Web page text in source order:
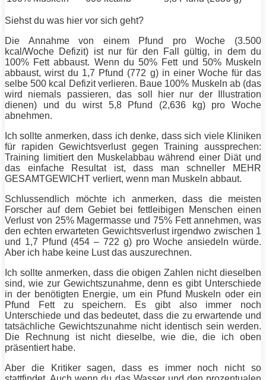
Siehst du was hier vor sich geht?
Die Annahme von einem Pfund pro Woche (3.500
kcal/Woche Defizit) ist nur für den Fall gültig, in dem du
100% Fettabbaust. Wenn du 50% Fettund 50% Muskeln
abbaust, wirst du 1,7 Pfund (772 g) in einer Woche für das
selbe 500 kcal Defizit verlieren. Baue 100% Muskeln ab (das
wird niemals passieren, das soll hier nur der Illustration
dienen) und du wirst 5,8 Pfund (2,636 kg) pro Woche
abnehmen.
Ich sollte anmerken, dass ich denke, dass sich viele Kliniken
für rapiden Gewichtsverlust gegenTraining aussprechen:
Training limitiert den Muskelabbau während einer Diätund
das einfache Resultat ist, dass manschneller MEHR
GESAMTGEWICHT verliert, wenn man Muskeln abbaut.
Schlussendlich möchte ich anmerken, dass die meisten
Forscher auf dem Gebiet bei fettleibigen Menschen einen
Verlust von 25% Magermasse und 75% Fettannehmen, was
den echten erwarteten Gewichtsverlust irgendwo zwischen 1
und 1,7 Pfund (454 – 722 g) pro Woche ansiedeln würde.
Aber ich habe keine Lust das auszurechnen.
Ich sollte anmerken, dass die obigen Zahlen nicht dieselben
sind, wie zur Gewichtszunahme, denn es gibt Unterschiede
in der benötigten Energie, um ein Pfund Muskeln oder ein
Pfund
Fettzu speichern. Es gibt also immer noch
Unterschiede und das bedeutet, dass die zu erwartende und
tatsächliche Gewichtszunahme nicht identisch sein werden.
Die Rechnung ist nicht dieselbe, wie die, die ich oben
präsentiert habe.
Aber die Kritiker sagen, dass es immer noch nicht so